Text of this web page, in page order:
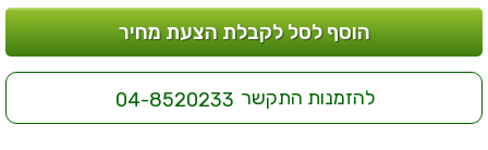
הוסף לסל לקבלת הצעת מחיר
להזמנות התקשר 04-8520233